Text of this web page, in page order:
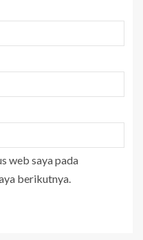
web saya pada
berikutnya.